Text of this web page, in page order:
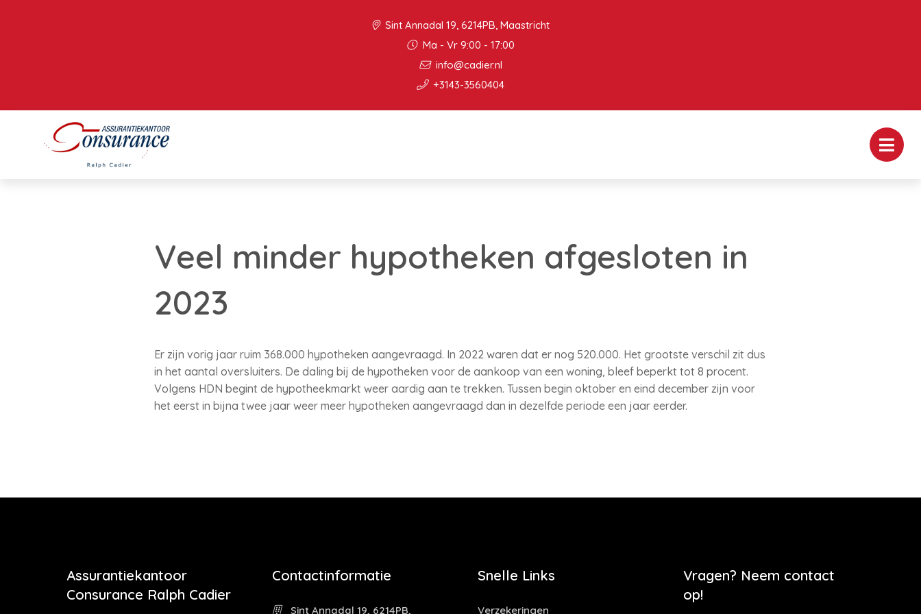
Sint Annadal 19, 6214PB, Maastricht
Ma - Vr 9:00 - 17:00
info@cadier.nl
+3143-3560404
Veel minder hypotheken afgesloten in
2023
Er zijn vorig jaar ruim 368.000 hypotheken aangevraagd. In 2022 waren dat er nog 520.000. Het grootste verschil zit dus
in het aantal oversluiters. De daling bij de hypotheken voor de aankoop van een woning, bleef beperkt tot 8 procent.
Volgens HDN begint de hypotheekmarkt weer aardig aan te trekken. Tussen begin oktober en eind december zijn voor
het eerst in bijna twee jaar weer meer hypotheken aangevraagd dan in dezelfde periode een jaar eerder.
Assurantiekantoor
Consurance Ralph Cadier
Contactinformatie
Sint Annadal 19, 6214PB,
Snelle Links
Verzekeringen
Vragen? Neem contact
op!